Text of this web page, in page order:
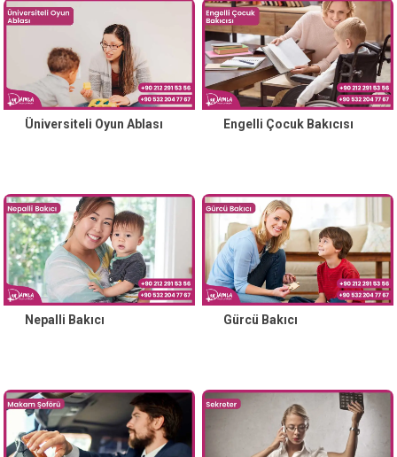
Üniversiteli Oyun Ablası Engelli Çocuk Bakıcısı
Nepalli Bakıcı Gürcü Bakıcı